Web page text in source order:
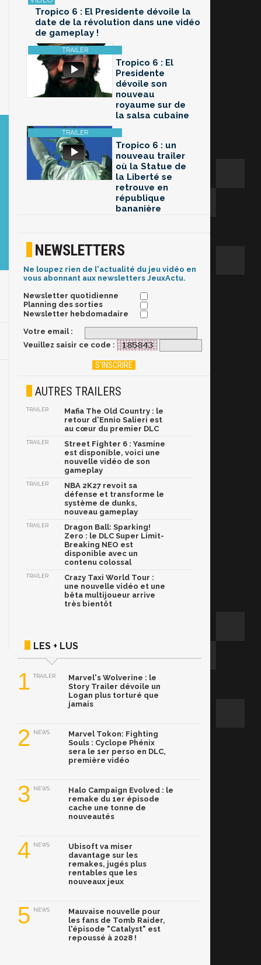
Tropico 6 : El Presidente dévoile la
date de la révolution dans une vidéo
de gameplay !
Tropico 6 : El
Presidente
dévoile son
nouveau
royaume sur de
la salsa cubaine
Tropico 6 : un
nouveau trailer
où la Statue de
la Liberté se
retrouve en
république
bananière
NEWSLETTERS
Ne loupez rien de l'actualité du jeu vidéo en
vous abonnant aux newsletters JeuxActu.
Newsletter quotidienne
Planning des sorties
Newsletter hebdomadaire
Votre email :
Veuillez saisir ce code :
AUTRES TRAILERS
TRAILER
Mafia The Old Country : le
retour d'Ennio Salieri est
au cœur du premier DLC
TRAILER
Street Fighter 6 : Yasmine
est disponible, voici une
nouvelle vidéo de son
gameplay
TRAILER
NBA 2K27 revoit sa
défense et transforme le
système de dunks,
nouveau gameplay
TRAILER
Dragon Ball: Sparking!
Zero : le DLC Super Limit-
Breaking NEO est
disponible avec un
contenu colossal
TRAILER
Crazy Taxi World Tour :
une nouvelle vidéo et une
bêta multijoueur arrive
très bientôt
LES + LUS
1 TRAILER
Marvel's Wolverine : le
Story Trailer dévoile un
Logan plus torturé que
jamais
2 NEWS
Marvel Tokon: Fighting
Souls : Cyclope Phénix
sera le 1er perso en DLC,
première vidéo
3 NEWS
Halo Campaign Evolved : le
remake du 1er épisode
cache une tonne de
nouveautés
4 NEWS
Ubisoft va miser
davantage sur les
remakes, jugés plus
rentables que les
nouveaux jeux
5 NEWS
Mauvaise nouvelle pour
les fans de Tomb Raider,
l'épisode "Catalyst" est
repoussé à 2028 !